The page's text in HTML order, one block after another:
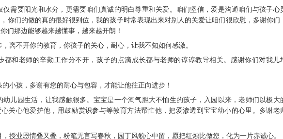
仅需要阳光和水分，更需要咱们真诚的明白尊重和关爱。咱们坚信，爱是沟通咱们与孩子心
你们的做的真的很好很到位，我的孩子时常表现出来对别人的关爱让咱们很欣慰，多谢你们
们那边能够越来越懂事，越来越开朗！
离不开你的教育，你孩子的关心，耐心，让我不知如何感激。
都和老师的辛勤工作分不开，孩子的点滴成长都与老师的谆谆教导相关。感谢你们对我儿
小孩，多谢有您的耐心与包容，才能让他往正向进步！
幼儿园生活，让我感触很多。宝宝是一个淘气胆大不怕生的孩子，入园以来，老师们以极大
关心他爱护他，用鼓励赏识参与等教育方法帮忙他，把爱渗透到宝宝幼小的心里。多谢老
，授业恩情叠又叠，粉笔无言写春秋，园丁风貌心中留，愿把红烛比做您，化为一片赤诚心。